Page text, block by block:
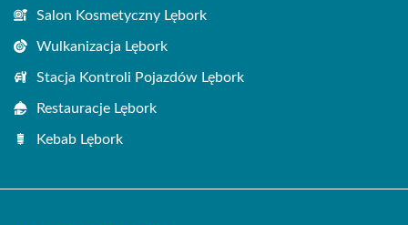
Salon Kosmetyczny Lębork
Wulkanizacja Lębork
Stacja Kontroli Pojazdów Lębork
Restauracje Lębork
Kebab Lębork